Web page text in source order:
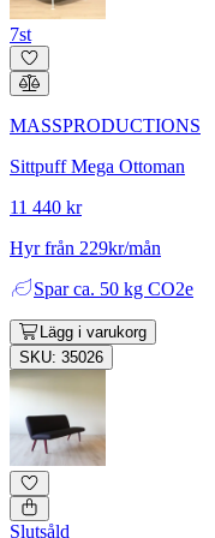
7st
MASSPRODUCTIONS
Sittpuff Mega Ottoman
11 440 kr
Hyr från 229kr/mån
Spar ca. 50 kg CO2e
Lägg i varukorg
SKU: 35026
Slutsåld